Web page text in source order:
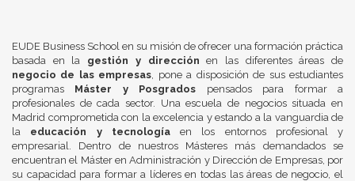
EUDE Business School en su misión de ofrecer una formación práctica
basada en la gestión y dirección en las diferentes áreas de
negocio de las empresas, pone a disposición de sus estudiantes
programas Máster y Posgrados pensados para formar a
profesionales de cada sector. Una escuela de negocios situada en
Madrid comprometida con la excelencia y estando a la vanguardia de
la educación y tecnologíaen los entornos profesional y
empresarial. Dentro de nuestros Másteres más demandados se
encuentran el Máster en Administración y Dirección de Empresas, por
su capacidad para formar a líderes en todas las áreas de negocio, el